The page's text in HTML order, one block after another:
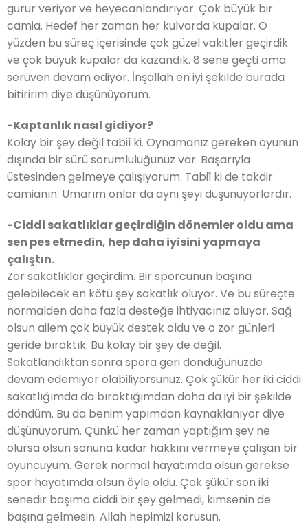
gurur veriyor ve heyecanlandırıyor. Çok büyük bir
camia. Hedef her zaman her kulvarda kupalar. O
yüzden bu süreç içerisinde çok güzel vakitler geçirdik
ve çok büyük kupalar da kazandık. 8 sene geçti ama
serüven devam ediyor. İnşallah en iyi şekilde burada
bitiririm diye düşünüyorum.
-Kaptanlık nasıl gidiyor?
Kolay bir şey değil tabiî ki. Oynamanız gereken oyunun
dışında bir sürü sorumluluğunuz var. Başarıyla
üstesinden gelmeye çalışıyorum. Tabiî ki de takdir
camianın. Umarım onlar da aynı şeyi düşünüyorlardır.
-Ciddi sakatlıklar geçirdiğin dönemler oldu ama
sen pes etmedin, hep daha iyisini yapmaya
çalıştın.
Zor sakatlıklar geçirdim. Bir sporcunun başına
gelebilecek en kötü şey sakatlık oluyor. Ve bu süreçte
normalden daha fazla desteğe ihtiyacınız oluyor. Sağ
olsun ailem çok büyük destek oldu ve o zor günleri
geride bıraktık. Bu kolay bir şey de değil.
Sakatlandıktan sonra spora geri döndüğünüzde
devam edemiyor olabiliyorsunuz. Çok şükür her iki ciddi
sakatlığımda da bıraktığımdan daha da iyi bir şekilde
döndüm. Bu da benim yapımdan kaynaklanıyor diye
düşünüyorum. Çünkü her zaman yaptığım şey ne
olursa olsun sonuna kadar hakkını vermeye çalışan bir
oyuncuyum. Gerek normal hayatımda olsun gerekse
spor hayatımda olsun öyle oldu. Çok şükür son iki
senedir başıma ciddi bir şey gelmedi, kimsenin de
başına gelmesin. Allah hepimizi korusun.